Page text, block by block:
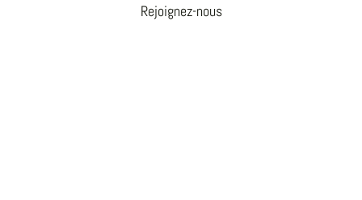
Rejoignez-nous